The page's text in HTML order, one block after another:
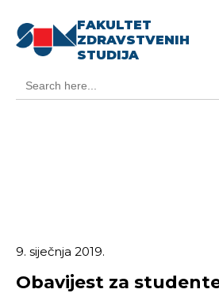
FAKULTET
ZDRAVSTVENIH
STUDIJA
for:
9. siječnja 2019.
Obavijest za